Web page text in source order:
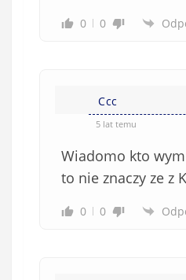
0 0
Ccc
5 lat temu
Wiadomo kto
to nie znaczy ze z
0 0